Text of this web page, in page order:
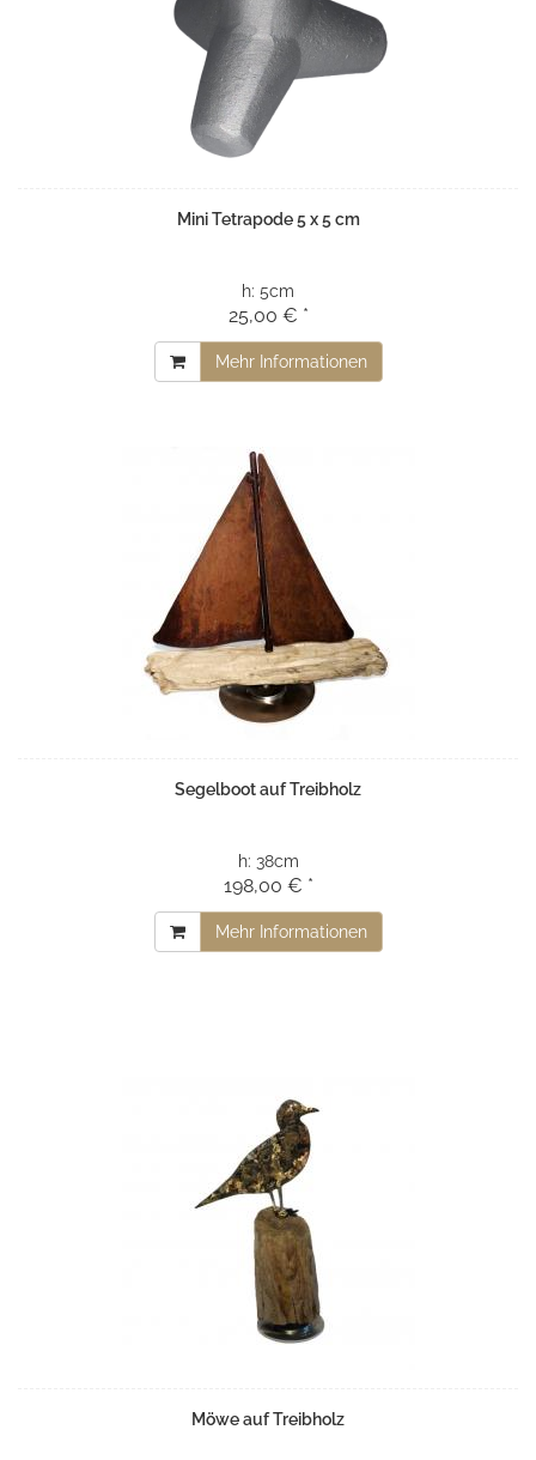
Mini Tetrapode 5 x 5 cm
h: 5cm
25,00 € *
Mehr Informationen
Segelboot auf Treibholz
h: 38cm
198,00 € *
Mehr Informationen
Möwe auf Treibholz